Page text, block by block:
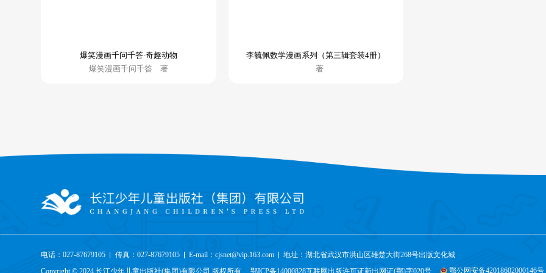
爆笑漫画千问千答·奇趣动物
爆笑漫画千问千答 著
李毓佩数学漫画系列（第三辑套装4册）
著
电话：027-87679105 传真：027-87679105 E-mail：cjsnet@vip.163.com 地址：湖北省武汉市洪山区雄楚大街268号出版文化城
Copyright © 2024 长江少年儿童出版社(集团)有限公司 版权所有 鄂ICP备14000828互联网出版许可证新出网证(鄂)字020号 鄂公网安备42018602000146号